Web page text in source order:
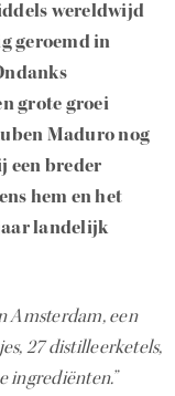
wereldwijd
geroemd in
grote groei
Maduro nog
een breder
hem en het
landelijk
Amsterdam, een
27 distilleerketels,
ingrediënten.”